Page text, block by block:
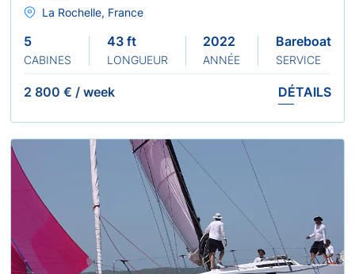
La Rochelle, France
5
CABINES
43 ft
LONGUEUR
2022
ANNÉE
Bareboat
SERVICE
2 800 € / week DÉTAILS